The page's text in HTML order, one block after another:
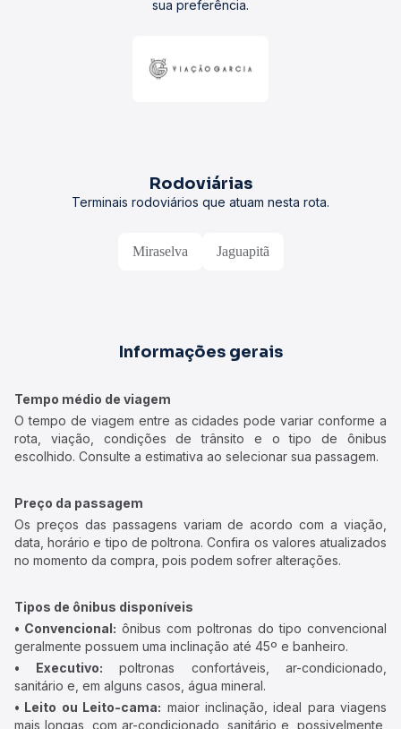
sua preferência.
Rodoviárias
Terminais rodoviários que atuam nesta rota.
Miraselva Jaguapitã
Informações gerais
Tempo médio de viagem
O tempo de viagem entre as cidades pode variar conforme a
rota, viação, condições de trânsito e o tipo de ônibus
escolhido. Consulte a estimativa ao selecionar sua passagem.
Preço da passagem
Os preços das passagens variam de acordo com a viação,
data, horário e tipo de poltrona. Confira os valores atualizados
no momento da compra, pois podem sofrer alterações.
Tipos de ônibus disponíveis
• Convencional: ônibus com poltronas do tipo convencional
geralmente possuem uma inclinação até 45º e banheiro.
• Executivo: poltronas confortáveis, ar-condicionado,
sanitário e, em alguns casos, água mineral.
• Leito ou Leito-cama: maior inclinação, ideal para viagens
mais longas, com ar-condicionado, sanitário e, possivelmente,